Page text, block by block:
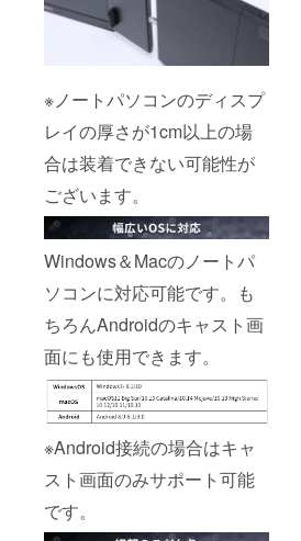
※ノートパソコンのディスプ
レイの厚さが1cm以上の場
合は装着できない可能性が
ございます。
Windows＆Macのノートパ
ソコンに対応可能です。も
ちろんAndroidのキャスト画
面にも使用できます。
※Android接続の場合はキャ
スト画面のみサポート可能
です。